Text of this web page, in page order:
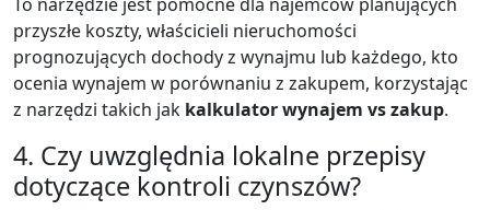
przyszłe koszty, właścicieli nieruchomości
prognozujących dochody z wynajmu lub każdego, kto
ocenia wynajem w porównaniu z zakupem, korzystając
z narzędzi takich jak kalkulator wynajem vs zakup.
4. Czy uwzględnia lokalne przepisy
dotyczące kontroli czynszów?